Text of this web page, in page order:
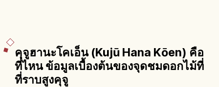
คุจูฮานะโคเอ็น (Kujū Hana Kōen) คือ
ที่ไหน ข้อมูลเบื้องต้นของจุดชมดอกไม้ที่
ที่ราบสูงคุจู